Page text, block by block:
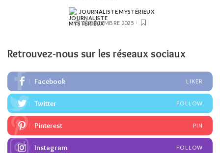
POSTED
BY
JOURNALISTE MYSTÉRIEUX
21 DÉCEMBRE 2025
Retrouvez-nous sur les réseaux sociaux
Facebook LIKER
Twitter FOLLOW
Pinterest PIN
Instagram FOLLOW